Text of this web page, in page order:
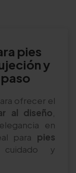
pies
y
ofrecer el
al diseño
en
para pies
y